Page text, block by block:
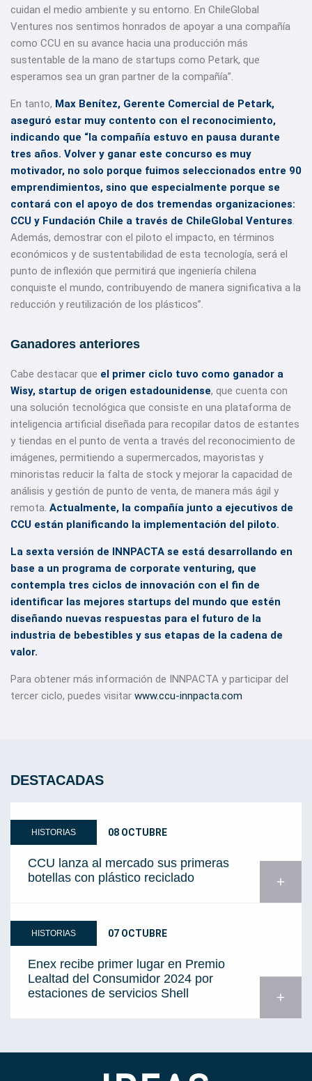
cuidan el medio ambiente y su entorno. En ChileGlobal
Ventures nos sentimos honrados de apoyar a una compañía
como CCU en su avance hacia una producción más
sustentable de la mano de startups como Petark, que
esperamos sea un gran partner de la compañía”.
En tanto, Max Benítez, Gerente Comercial de Petark,
aseguró estar muy contento con el reconocimiento,
indicando que “la compañía estuvo en pausa durante
tres años. Volver y ganar este concurso es muy
motivador, no solo porque fuimos seleccionados entre 90
emprendimientos, sino que especialmente porque se
contará con el apoyo de dos tremendas organizaciones:
CCU y Fundación Chile a través de ChileGlobal Ventures.
Además, demostrar con el piloto el impacto, en términos
económicos y de sustentabilidad de esta tecnología, será el
punto de inflexión que permitirá que ingeniería chilena
conquiste el mundo, contribuyendo de manera significativa a la
reducción y reutilización de los plásticos”.
Ganadores anteriores
Cabe destacar que el primer ciclo tuvo como ganador a
Wisy, startup de origen estadounidense, que cuenta con
una solución tecnológica que consiste en una plataforma de
inteligencia artificial diseñada para recopilar datos de estantes
y tiendas en el punto de venta a través del reconocimiento de
imágenes, permitiendo a supermercados, mayoristas y
minoristas reducir la falta de stock y mejorar la capacidad de
análisis y gestión de punto de venta, de manera más ágil y
remota. Actualmente, la compañía junto a ejecutivos de
CCU están planificando la implementación del piloto.
La sexta versión de INNPACTA se está desarrollando en
base a un programa de corporate venturing, que
contempla tres ciclos de innovación con el fin de
identificar las mejores startups del mundo que estén
diseñando nuevas respuestas para el futuro de la
industria de bebestibles y sus etapas de la cadena de
valor.
Para obtener más información de INNPACTA y participar del
tercer ciclo, puedes visitar www.ccu-innpacta.com
DESTACADAS
HISTORIAS 08 OCTUBRE
CCU lanza al mercado sus primeras
botellas con plástico reciclado
add
HISTORIAS 07 OCTUBRE
Enex recibe primer lugar en Premio
Lealtad del Consumidor 2024 por
estaciones de servicios Shell
add